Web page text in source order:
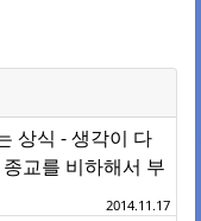
상식 - 생각이 다
교를 비하해서 부
2014.11.17